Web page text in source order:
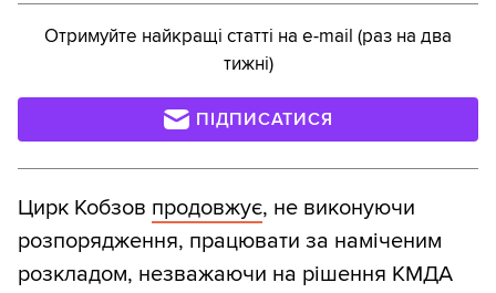
Отримуйте найкращі статті на e-mail (раз на два
тижні)
ПІДПИСАТИСЯ
Цирк Кобзов продовжує, не виконуючи
розпорядження, працювати за наміченим
розкладом, незважаючи на рішення КМДА